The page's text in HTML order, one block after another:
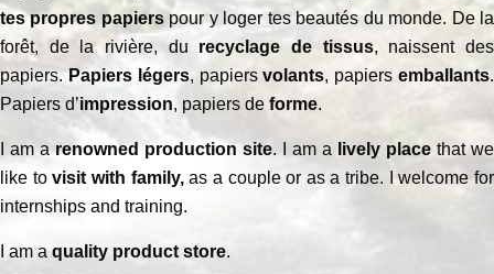
tes propres papierspour y loger tes beautés du monde. De la
forêt, de la rivière, du recyclage de tissus, naissent des
papiers.Papiers légers, papiersvolants, papiersemballants.
Papiers d’impression, papiers de forme.
I am arenowned production site. I am a lively place that we
like tovisit with family,as a couple or as a tribe. I welcome for
internships and training.
I am a quality product store.